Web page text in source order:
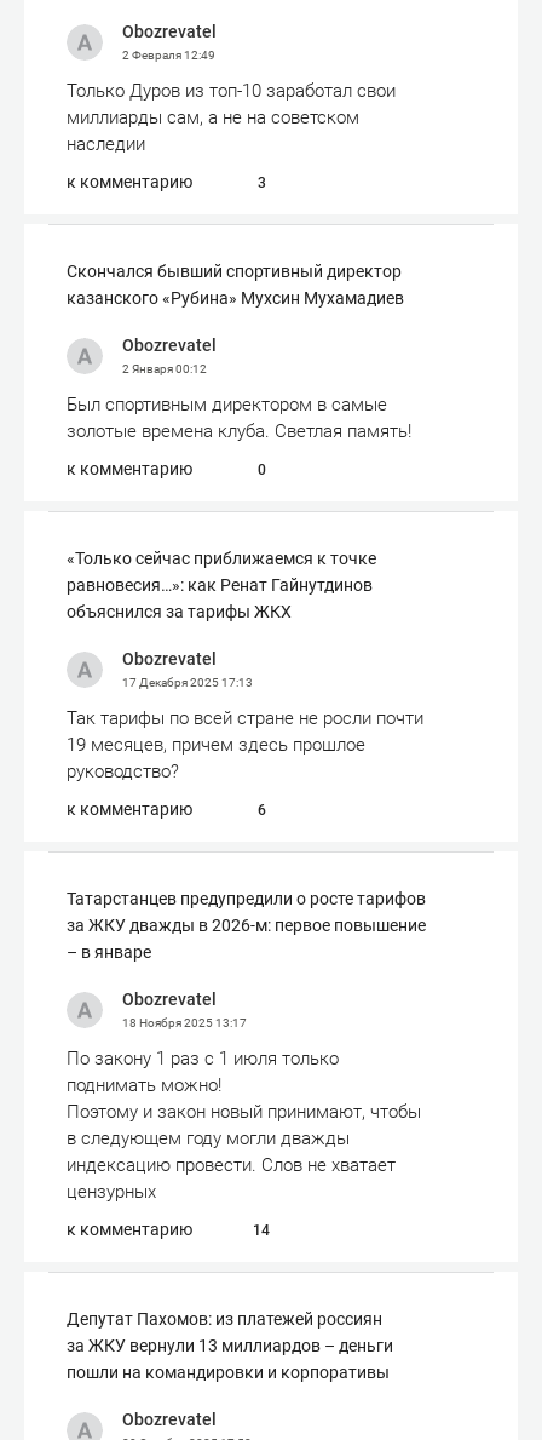
Obozrevatel
2 Февраля12:49
Только Дуров из топ-10 заработал свои
миллиарды сам, а не на советском
наследии
к комментарию 3
Скончался бывший спортивный директор
казанского «Рубина» Мухсин Мухамадиев
Obozrevatel
2 Января00:12
Был спортивным директором в самые
золотые времена клуба. Светлая память!
к комментарию 0
«Только сейчас приближаемся к точке
равновесия…»: как Ренат Гайнутдинов
объяснился за тарифы ЖКХ
Obozrevatel
17 Декабря 202517:13
Так тарифы по всей стране не росли почти
19 месяцев, причем здесь прошлое
руководство?
к комментарию 6
Татарстанцев предупредили о росте тарифов
за ЖКУ дважды в 2026-м: первое повышение
– в январе
Obozrevatel
18 Ноября 202513:17
По закону 1 раз с 1 июля только
поднимать можно!
Поэтому и закон новый принимают, чтобы
в следующем году могли дважды
индексацию провести. Слов не хватает
цензурных
к комментарию 14
Депутат Пахомов: из платежей россиян
за ЖКУ вернули 13 миллиардов – деньги
пошли на командировки и корпоративы
Obozrevatel